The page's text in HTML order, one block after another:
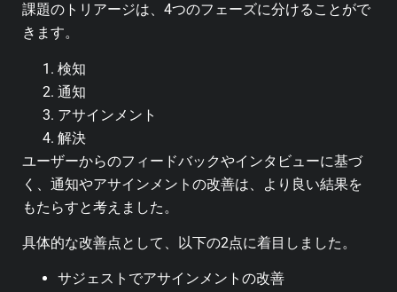
課題のトリアージは、4つのフェーズに分けることがで
きます。
検知
通知
アサインメント
解決
ユーザーからのフィードバックやインタビューに基づ
く、通知やアサインメントの改善は、より良い結果を
もたらすと考えました。
具体的な改善点として、以下の2点に着目しました。
サジェストでアサインメントの改善